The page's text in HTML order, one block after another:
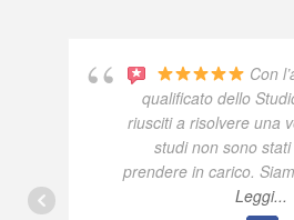
Con
qualificato dello
riusciti a risolvere una
studi non sono
prendere in carico.
Leggi...